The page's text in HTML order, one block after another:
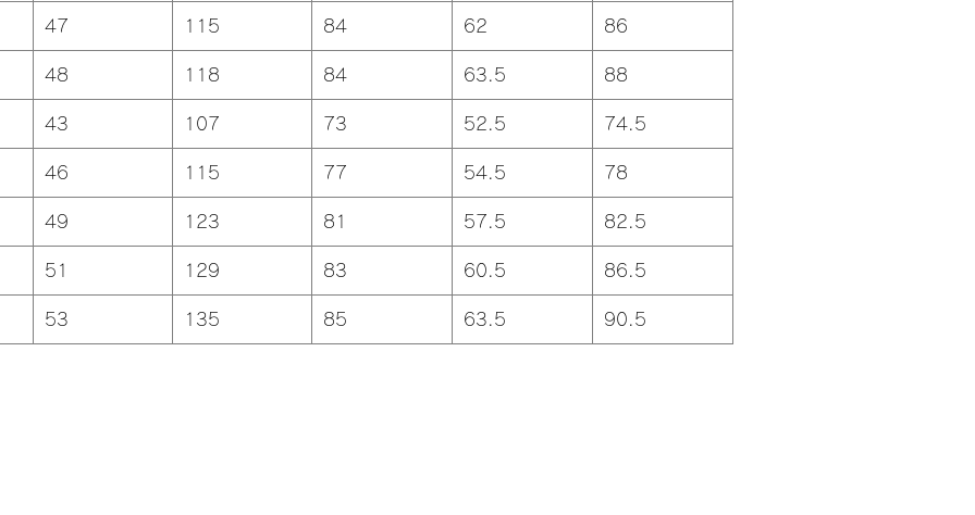
47 115 84 62 86
48 118 84 63.5 88
43 107 73 52.5 74.5
46 115 77 54.5 78
49 123 81 57.5 82.5
51 129 83 60.5 86.5
53 135 85 63.5 90.5